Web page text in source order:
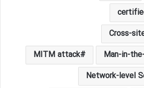
Cross-
Man-in-
MITM attack
Network-level